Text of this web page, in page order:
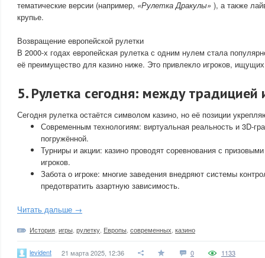
тематические версии (например, «Рулетка Дракулы» ), а также
крупье.
Возвращение европейской рулетки
В 2000-х годах европейская рулетка с одним нулем стала
её преимущество для казино ниже. Это привлекло игроков,
5. Рулетка сегодня: между
Сегодня рулетка остаётся символом казино, но её позиции
Современным технологиям: виртуальная реальность и 3D-
погружённой.
Турниры и акции: казино проводят соревнования с
игроков.
Забота о игроке: многие заведения внедряют системы
предотвратить азартную зависимость.
Читать дальше →
История игры рулетку Европы современных казино
levident 21 марта 2025, 12:36 0 1133